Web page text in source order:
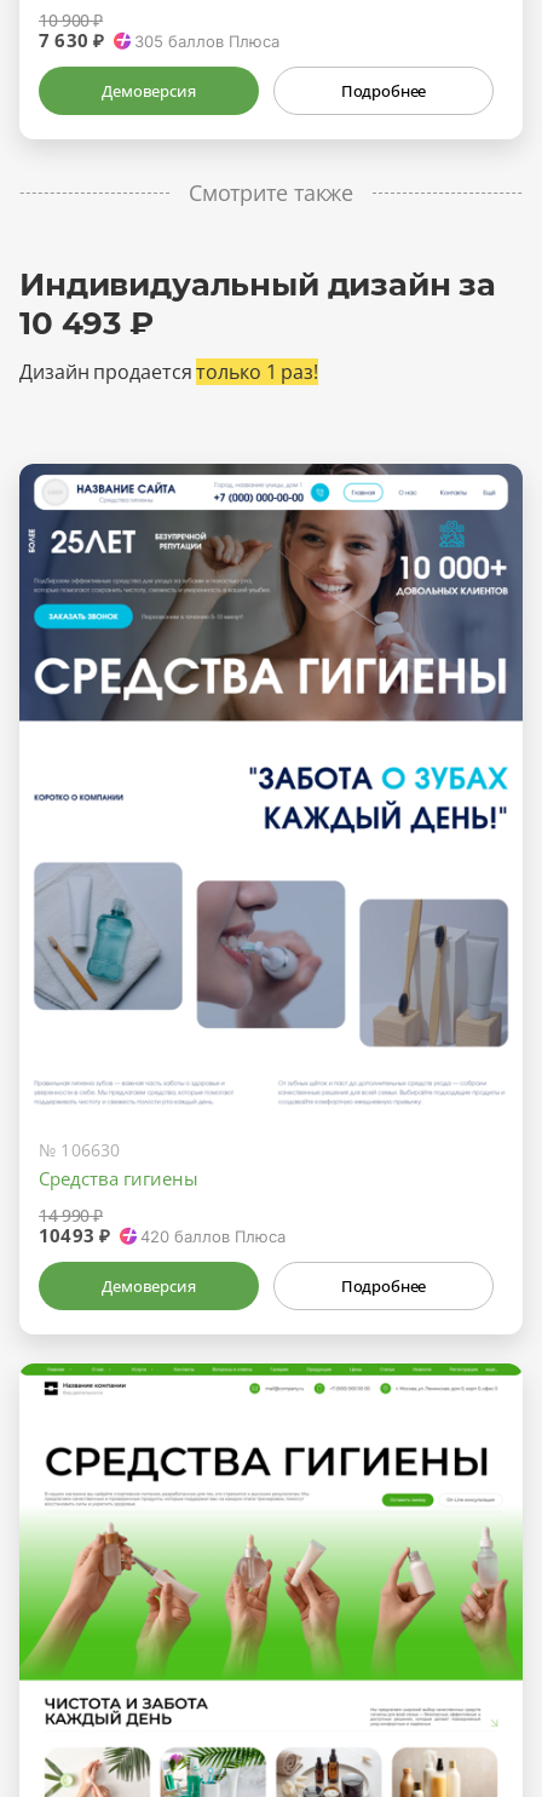
10 900 ₽
7 630 ₽ 305 баллов Плюса
Демоверсия Подробнее
Смотрите также
Индивидуальный дизайн за
10 493 ₽
Дизайн продаетсятолько 1 раз!
№ 106630
Средства гигиены
14 990 ₽
10493 ₽ 420 баллов Плюса
Демоверсия Подробнее